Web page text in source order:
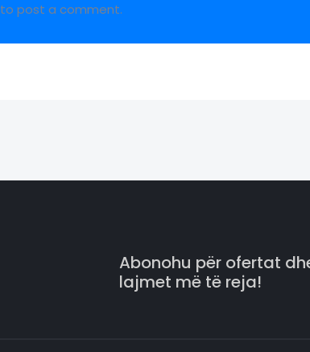
to post a comment.
Abonohu për ofertat
lajmet më të reja!